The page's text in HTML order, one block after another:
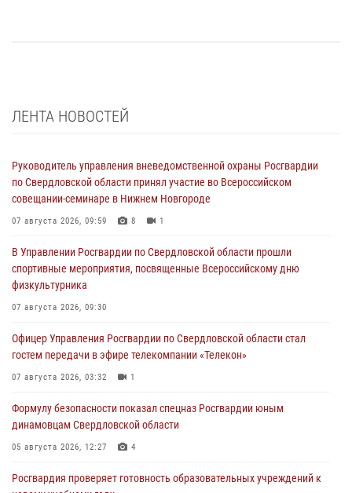
ЛЕНТА НОВОСТЕЙ
Руководитель управления вневедомственной охраны Росгвардии
по Свердловской области принял участие во Всероссийском
совещании-семинаре в Нижнем Новгороде
07 августа 2026, 09:59 8 1
В Управлении Росгвардии по Свердловской области прошли
спортивные мероприятия, посвященные Всероссийскому дню
физкультурника
07 августа 2026, 09:30
Офицер Управления Росгвардии по Свердловской области стал
гостем передачи в эфире телекомпании «Телекон»
07 августа 2026, 03:32 1
Формулу безопасности показал спецназ Росгвардии юным
динамовцам Свердловской области
05 августа 2026, 12:27 4
Росгвардия проверяет готовность образовательных учреждений к